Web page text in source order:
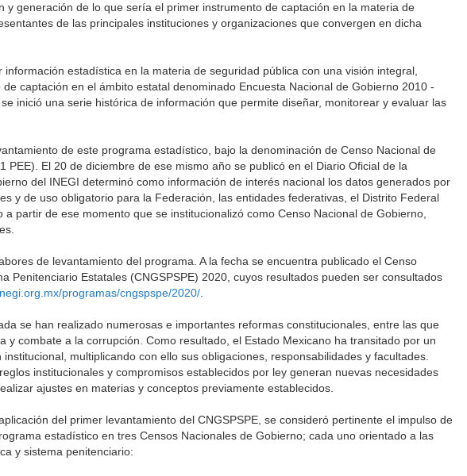
y generación de lo que sería el primer instrumento de captación en la materia de
de las principales instituciones y organizaciones que convergen en dicha
estadística en la materia de seguridad pública con una visión integral,
captación en el ámbito estatal denominado Encuesta Nacional de Gobierno 2010 -
inició una serie histórica de información que permite diseñar, monitorear y evaluar las
de este programa estadístico, bajo la denominación de Censo Nacional de
PEE). El 20 de diciembre de ese mismo año se publicó en el Diario Oficial de la
del INEGI determinó como información de interés nacional los datos generados por
y de uso obligatorio para la Federación, las entidades federativas, el Distrito Federal
partir de ese momento que se institucionalizó como Censo Nacional de Gobierno,
de levantamiento del programa. A la fecha se encuentra publicado el Censo
Penitenciario Estatales (CNGSPSPE) 2020, cuyos resultados pueden ser consultados
programas/cngspspe/2020/
se han realizado numerosas e importantes reformas constitucionales, entre las que
y combate a la corrupción. Como resultado, el Estado Mexicano ha transitado por un
multiplicando con ello sus obligaciones, responsabilidades y facultades.
institucionales y compromisos establecidos por ley generan nuevas necesidades
ajustes en materias y conceptos previamente establecidos.
del primer levantamiento del CNGSPSPE, se consideró pertinente el impulso de
estadístico en tres Censos Nacionales de Gobierno; cada uno orientado a las
y sistema penitenciario: